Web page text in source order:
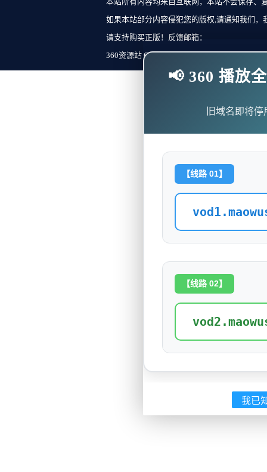
如果本站部分内容侵犯您的版权,请通知我们
请支持购买正版！反馈邮箱：
360资源站 Copyright ©2018-2023 All Rights
📢 360 播放
旧域名即将
【线路 01】
【线路 02】
我已